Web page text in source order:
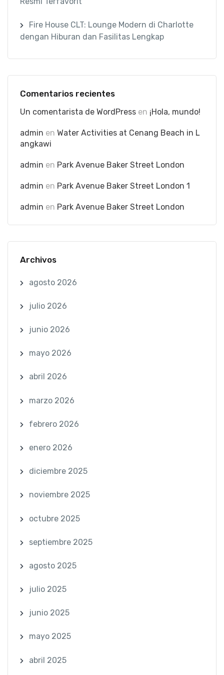
Fire House CLT: Lounge Modern di Charlotte
dengan Hiburan dan Fasilitas Lengkap
Comentarios recientes
Un comentarista de WordPress en ¡Hola, mundo!
admin en Water Activities at Cenang Beach in L
angkawi
admin en Park Avenue Baker Street London
admin en Park Avenue Baker Street London 1
admin en Park Avenue Baker Street London
Archivos
agosto 2026
julio 2026
junio 2026
mayo 2026
abril 2026
marzo 2026
febrero 2026
enero 2026
diciembre 2025
noviembre 2025
octubre 2025
septiembre 2025
agosto 2025
julio 2025
junio 2025
mayo 2025
abril 2025